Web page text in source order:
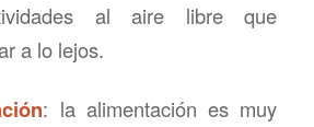
al aire libre que
a lo lejos.
: la alimentación es muy